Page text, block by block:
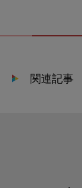
関連記事